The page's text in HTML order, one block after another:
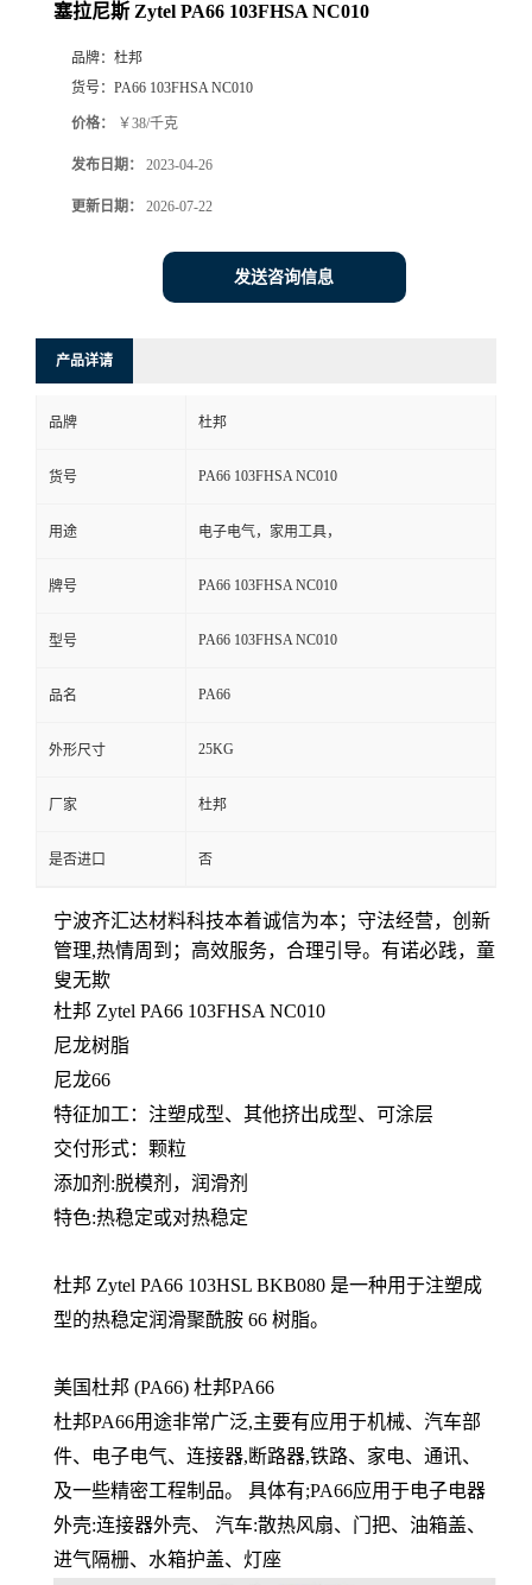
厅
系
言
塞拉尼斯 Zytel PA66 103FHSA NC010
品牌： 杜邦
货号： PA66 103FHSA NC010
价格： ￥38/千克
发布日期： 2023-04-26
更新日期： 2026-07-22
发送咨询信息
产品详请
品牌 杜邦
货号 PA66 103FHSA NC010
用途 电子电气，家用工具，
牌号 PA66 103FHSA NC010
型号 PA66 103FHSA NC010
品名 PA66
外形尺寸 25KG
厂家 杜邦
是否进口 否
宁波齐汇达材料科技本着诚信为本；守法经营，创新
管理,热情周到；高效服务，合理引导。有诺必践，童
叟无欺
杜邦 Zytel PA66 103FHSA NC010
尼龙树脂
尼龙66
特征加工：注塑成型、其他挤出成型、可涂层
交付形式：颗粒
添加剂:脱模剂， 润滑剂
特色:热稳定或对热稳定
杜邦 Zytel PA66 103HSL BKB080 是一种用于注塑成
型的热稳定润滑聚酰胺 66 树脂。
美国杜邦 (PA66) 杜邦PA66
杜邦PA66用途非常广泛,主要有应用于机械、汽车部
件、电子电气、连接器,断路器,铁路、家电、通讯、
及一些精密工程制品。 具体有;PA66应用于电子电器
外壳:连接器外壳、 汽车:散热风扇、门把、油箱盖、
进气隔栅、水箱护盖、灯座